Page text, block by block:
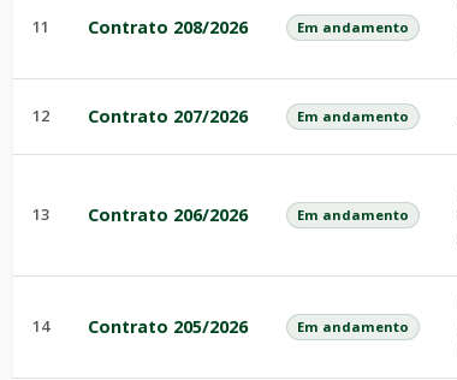
11 Contrato 208/2026 Em andamento
12 Contrato 207/2026 Em andamento
13 Contrato 206/2026 Em andamento
14 Contrato 205/2026 Em andamento